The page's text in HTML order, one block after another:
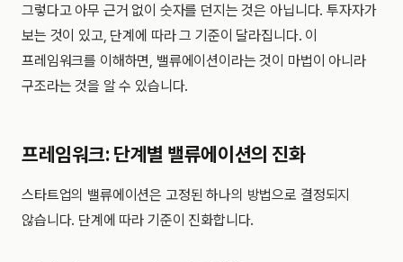
그렇다고 아무 근거 없이 숫자를 던지는 것은 아닙니다. 투자자가
보는 것이 있고, 단계에 따라 그 기준이 달라집니다. 이
프레임워크를 이해하면, 밸류에이션이라는 것이 마법이 아니라
구조라는 것을 알 수 있습니다.
프레임워크: 단계별 밸류에이션의 진화
스타트업의 밸류에이션은 고정된 하나의 방법으로 결정되지
않습니다. 단계에 따라 기준이 진화합니다.